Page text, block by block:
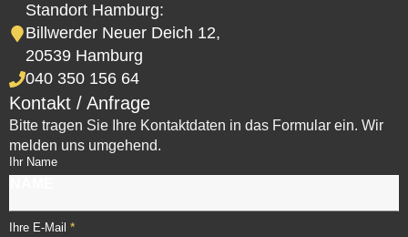
Standort Hamburg:
Billwerder Neuer Deich 12,
20539 Hamburg
040 350 156 64
Kontakt / Anfrage
Bitte tragen Sie Ihre Kontaktdaten in das Formular ein. Wir
melden uns umgehend.
Ihr Name
Ihre E-Mail *